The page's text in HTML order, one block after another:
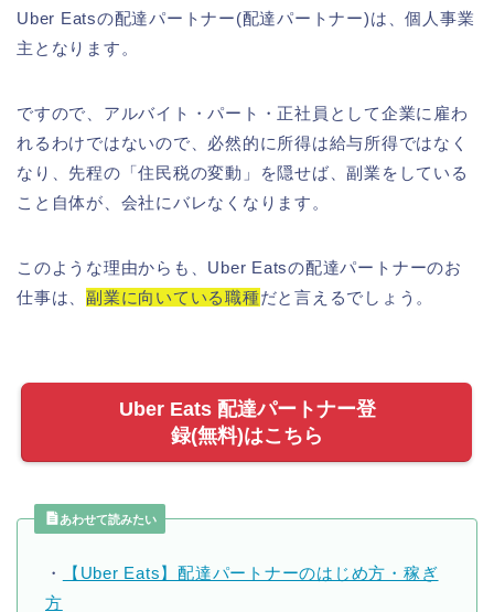
Uber Eatsの配達パートナー(配達パートナー)は、個人事業
主となります。
ですので、アルバイト・パート・正社員として企業に雇わ
れるわけではないので、必然的に所得は給与所得ではなく
なり、先程の「住民税の変動」を隠せば、副業をしている
こと自体が、会社にバレなくなります。
このような理由からも、Uber Eatsの配達パートナーのお
仕事は、副業に向いている職種だと言えるでしょう。
Uber Eats 配達パートナー登
録(無料)はこちら
あわせて読みたい
・
【Uber Eats】配達パートナーのはじめ方・稼ぎ
方